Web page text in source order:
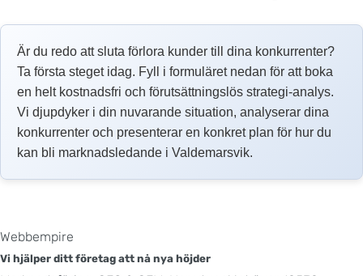
Är du redo att sluta förlora kunder till dina konkurrenter?
Ta första steget idag. Fyll i formuläret nedan för att boka
en helt kostnadsfri och förutsättningslös strategi-analys.
Vi djupdyker i din nuvarande situation, analyserar dina
konkurrenter och presenterar en konkret plan för hur du
kan bli marknadsledande i Valdemarsvik.
Webbempire
Vi hjälper ditt företag att nå nya höjder